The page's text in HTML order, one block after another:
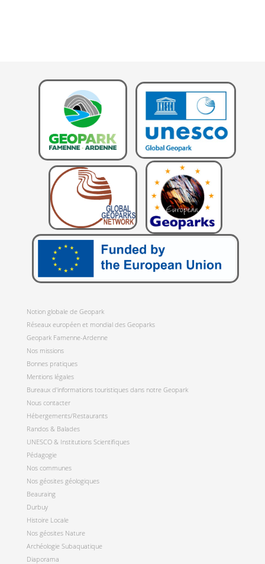
Notion globale de Geopark
Réseaux européen et mondial des Geoparks
Geopark Famenne-Ardenne
Nos missions
Bonnes pratiques
Mentions légales
Bureaux d'informations touristiques dans notre Geopark
Nous contacter
Hébergements/Restaurants
Randos & Balades
UNESCO & Institutions Scientifiques
Pédagogie
Nos communes
Nos géosites géologiques
Beauraing
Durbuy
Histoire Locale
Nos géosites Nature
Archéologie Subaquatique
Diaporama